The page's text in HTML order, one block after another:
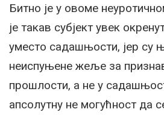
Битно је у овоме
је такав субјект увек
уместо садашњости, јер су
неиспуњене жеље за
прошлости, а не у
апсолутну не могућност да